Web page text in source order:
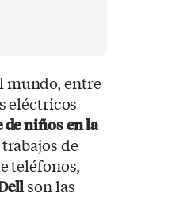
mundo, entre
eléctricos
de niños en la
de
teléfonos,
son las